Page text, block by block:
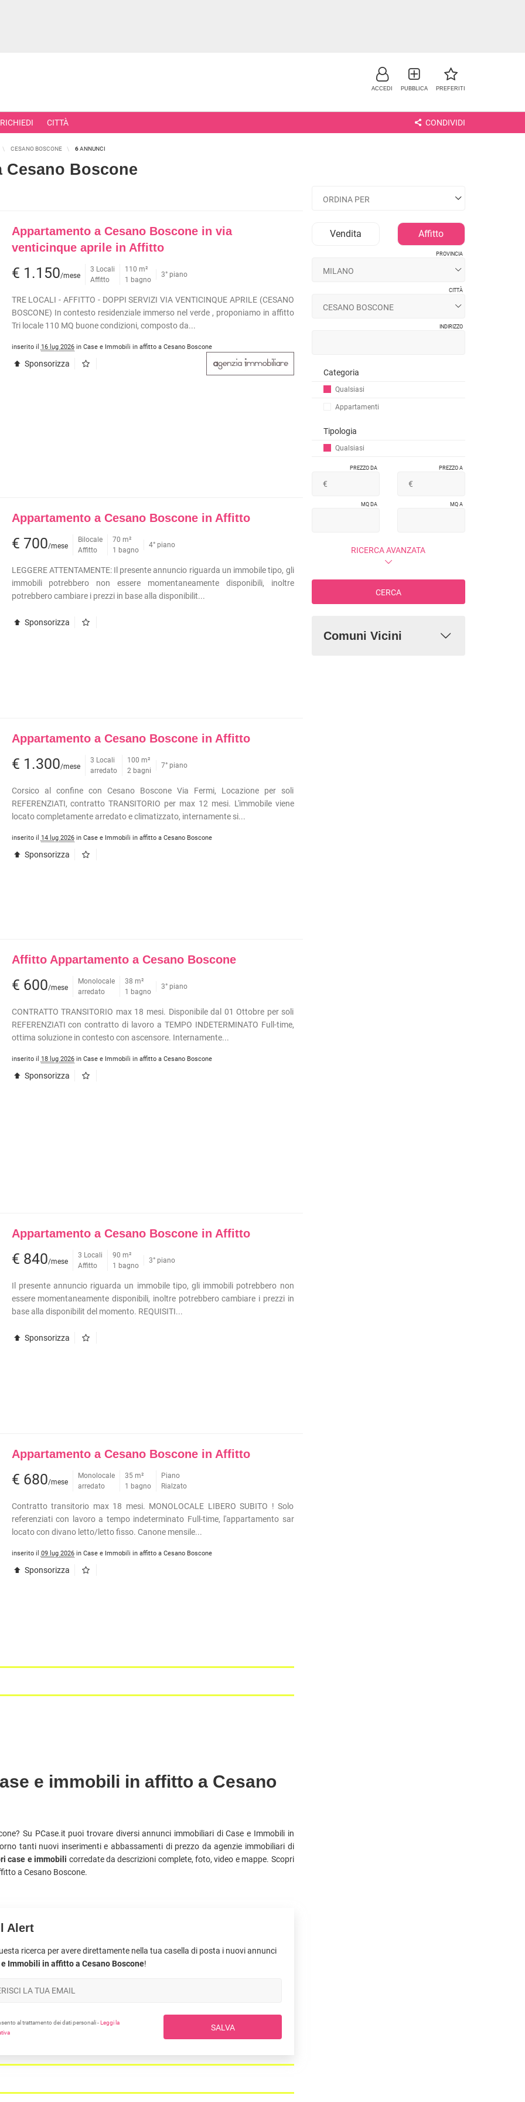
ACCEDI PUBBLICA PREFERITI
RICHIEDI CITTÀ CONDIVIDI
COMMERCIALI
APPARTAMENTI ALL'ULTIMO PIANO
APPARTAMENTI NUOVI
APPARTAMENTI VICINO ALLA
VILLE DI LUSSO
VILLE CON GIARDINO
COMMERCIALI IN GESTIONE
APPARTAMENTI VICINO ALLA
CESANO BOSCONE 6ANNUNCI
Boscone
Appartamento a Cesano Boscone in via
venticinque aprile in Affitto
€ 1.150/mese
3 Locali
Affitto
110 m²
1 bagno
3° piano
TRE LOCALI - AFFITTO - DOPPI SERVIZI VIA VENTICINQUE APRILE (CESANO
BOSCONE) In contesto residenziale immerso nel verde , proponiamo in affitto
Tri locale 110 MQ buone condizioni, composto da...
inserito il 16 lug 2026in Case e Immobili in affitto a Cesano Boscone
Sponsorizza
Appartamento a Cesano Boscone in Affitto
€ 700/mese
Bilocale
Affitto
70 m²
1 bagno
4° piano
LEGGERE ATTENTAMENTE: Il presente annuncio riguarda un immobile tipo, gli
immobili potrebbero non essere momentaneamente disponibili, inoltre
potrebbero cambiare i prezzi in base alla disponibilit...
Sponsorizza
Appartamento a Cesano Boscone in Affitto
€ 1.300/mese
3 Locali
arredato
100 m²
2 bagni
7° piano
Corsico al confine con Cesano Boscone Via Fermi, Locazione per soli
REFERENZIATI, contratto TRANSITORIO per max 12 mesi. L'immobile viene
locato completamente arredato e climatizzato, internamente si...
inserito il 14 lug 2026in Case e Immobili in affitto a Cesano Boscone
Sponsorizza
Affitto Appartamento a Cesano Boscone
€ 600/mese
Monolocale
arredato
38 m²
1 bagno
3° piano
CONTRATTO TRANSITORIO max 18 mesi. Disponibile dal 01 Ottobre per soli
REFERENZIATI con contratto di lavoro a TEMPO INDETERMINATO Full-time,
ottima soluzione in contesto con ascensore. Internamente...
inserito il 18 lug 2026in Case e Immobili in affitto a Cesano Boscone
Sponsorizza
Appartamento a Cesano Boscone in Affitto
€ 840/mese
3 Locali
Affitto
90 m²
1 bagno
3° piano
Il presente annuncio riguarda un immobile tipo, gli immobili potrebbero non
essere momentaneamente disponibili, inoltre potrebbero cambiare i prezzi in
base alla disponibilit del momento. REQUISITI...
Sponsorizza
Appartamento a Cesano Boscone in Affitto
€ 680/mese
Monolocale
arredato
35 m²
1 bagno
Piano
Rialzato
Contratto transitorio max 18 mesi. MONOLOCALE LIBERO SUBITO ! Solo
referenziati con lavoro a tempo indeterminato Full-time, l'appartamento sar
locato con divano letto/letto fisso. Canone mensile...
inserito il 09 lug 2026in Case e Immobili in affitto a Cesano Boscone
Sponsorizza
e immobili in affitto a Cesano
Su PCase.it puoi trovare diversi annunci immobiliari di Case e Immobili in
tanti nuovi inserimenti e abbassamenti di prezzo da agenzie immobiliari di
case e immobili corredate da descrizioni complete, foto, video e mappe. Scopri
a Cesano Boscone.
Alert
ricerca per avere direttamente nella tua casella di posta i nuovi annunci
e Immobili in affitto a Cesano Boscone!
al trattamento dei dati personali -Leggi la
SALVA
Vendita Affitto
PROVINCIA
CITTÀ
INDIRIZZO
Categoria
Qualsiasi
Appartamenti
Tipologia
Qualsiasi
PREZZO DA PREZZO A
MQ DA MQ A
RICERCA AVANZATA
CERCA
Comuni Vicini